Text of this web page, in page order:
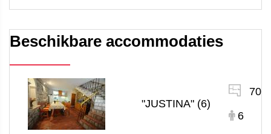
Beschikbare accommodaties
"JUSTINA" (6)
70
6